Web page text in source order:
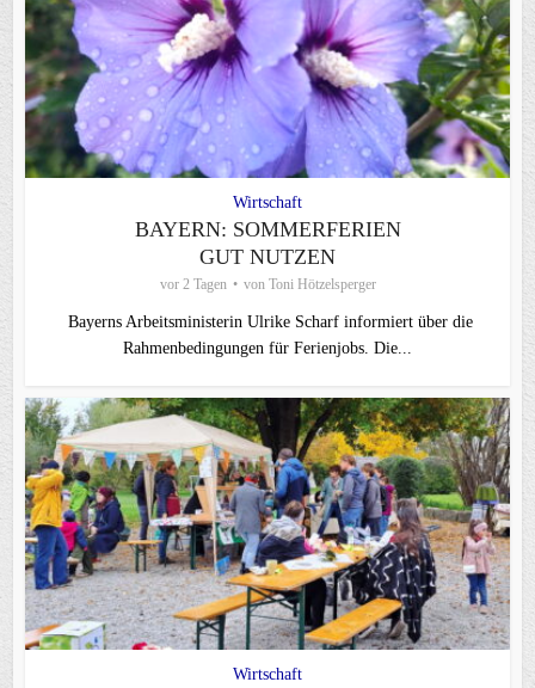
Wirtschaft
BAYERN: SOMMERFERIEN
GUT NUTZEN
vor 2 Tagen von Toni Hötzelsperger
Bayerns Arbeitsministerin Ulrike Scharf informiert über die
Rahmenbedingungen für Ferienjobs. Die...
Wirtschaft